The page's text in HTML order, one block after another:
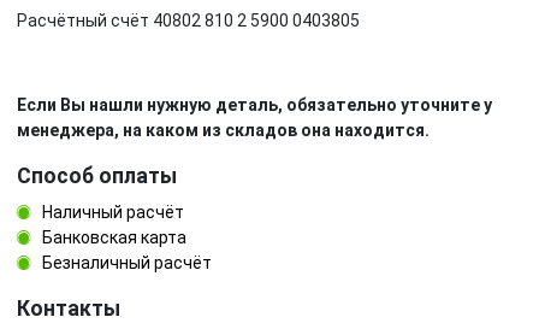
Расчётный счёт 40802 810 2 5900 0403805
Если Вы нашли нужную деталь, обязательно уточните у
менеджера, на каком из складов она находится.
Способ оплаты
Наличный расчёт
Банковская карта
Безналичный расчёт
Контакты